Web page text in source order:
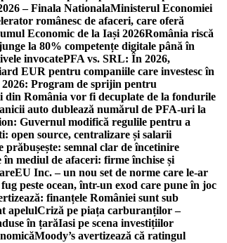
– Finala NationalaMinisterul Economiei
românesc de afaceri, care oferă
Economic de la Iași 2026România riscă
la 80% competențe digitale până în
invocatePFA vs. SRL: În 2026,
EUR pentru companiile care investesc în
Program de sprijin pentru
România vor fi decuplate de la fondurile
auto dublează numărul de PFA-uri la
Guvernul modifică regulile pentru a
open source, centralizare și salarii
prăbușește: semnal clar de încetinire
în mediul de afaceri: firme închise și
EU Inc. – un nou set de norme care le-ar
peste ocean, într-un exod care pune în joc
finanțele României sunt sub
apelulCriză pe piața carburanților –
în țarăIasi pe scena investițiilor
Moody’s avertizează că ratingul